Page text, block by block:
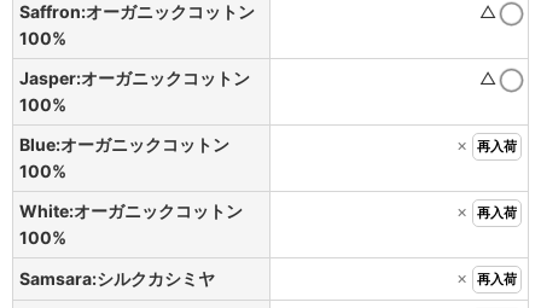
Saffron:オーガニックコットン
100%
△
Jasper:オーガニックコットン
100%
△
Blue:オーガニックコットン
100%
× 再入荷
White:オーガニックコットン
100%
× 再入荷
Samsara:シルクカシミヤ × 再入荷